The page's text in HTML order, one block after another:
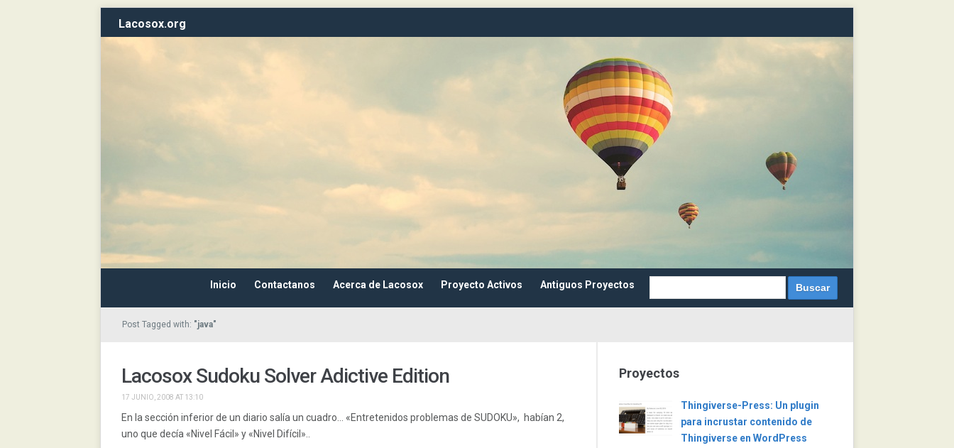
Lacosox.org
Inicio Contactanos Acerca de Lacosox Proyecto Activos Antiguos Proyectos
Post Tagged with: "java"
Lacosox Sudoku Solver Adictive Edition
17 JUNIO, 2008 AT 13:10
En la sección inferior de un diario salía un cuadro… «Entretenidos problemas de SUDOKU», habían 2,
uno que decía «Nivel Fácil» y «Nivel Difícil»..
Proyectos
Thingiverse-Press: Un plugin
para incrustar contenido de
Thingiverse en WordPress